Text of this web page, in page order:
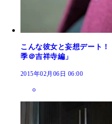
こんな彼女と妄想デート
季＠吉祥寺編」
2015年02月06日 06:00